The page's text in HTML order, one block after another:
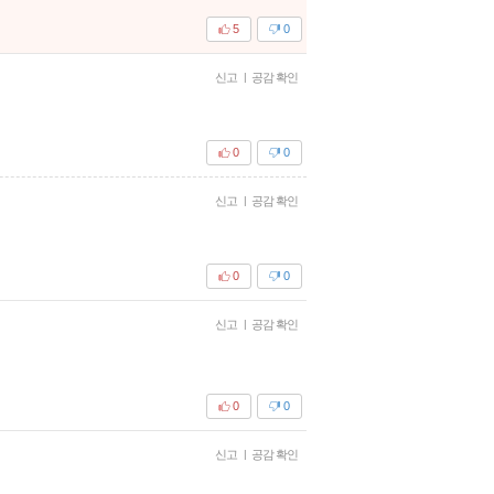
0
5
신고 | 공감 확인
0
0
신고 | 공감 확인
0
0
신고 | 공감 확인
0
0
신고 | 공감 확인